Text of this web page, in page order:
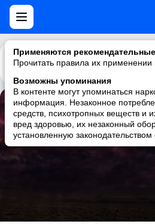
Применяются
Прочитать правила их
Возможны упоминания
В контенте могут упоминаться
информация. Незаконное
средств, психотропных веществ и
вред здоровью, их незаконный
установленную законодательством
Каталог Рекомендации
Unexpected Dawn
Arena